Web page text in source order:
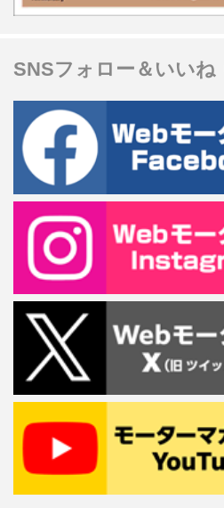
SNSフォロー＆いいね